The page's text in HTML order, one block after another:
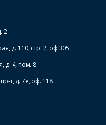
2
д. 110, стр. 2, оф 305
д. 4, пом. 8
т, д. 7е, оф. 318